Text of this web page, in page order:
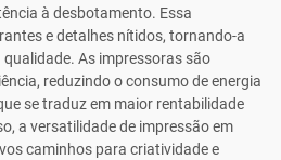
à desbotamento. Essa
e detalhes nítidos, tornando-a
As impressoras são
reduzindo o consumo de energia
se traduz em maior rentabilidade
a versatilidade de impressão em
caminhos para criatividade e